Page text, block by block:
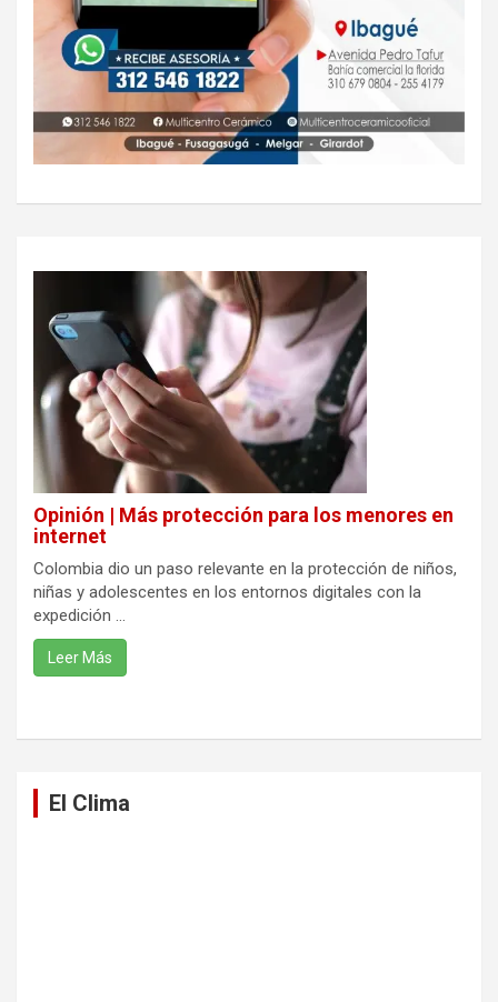
Opinión | Más protección para los menores en
internet
Colombia dio un paso relevante en la protección de niños,
niñas y adolescentes en los entornos digitales con la
expedición ...
Leer Más
El Clima